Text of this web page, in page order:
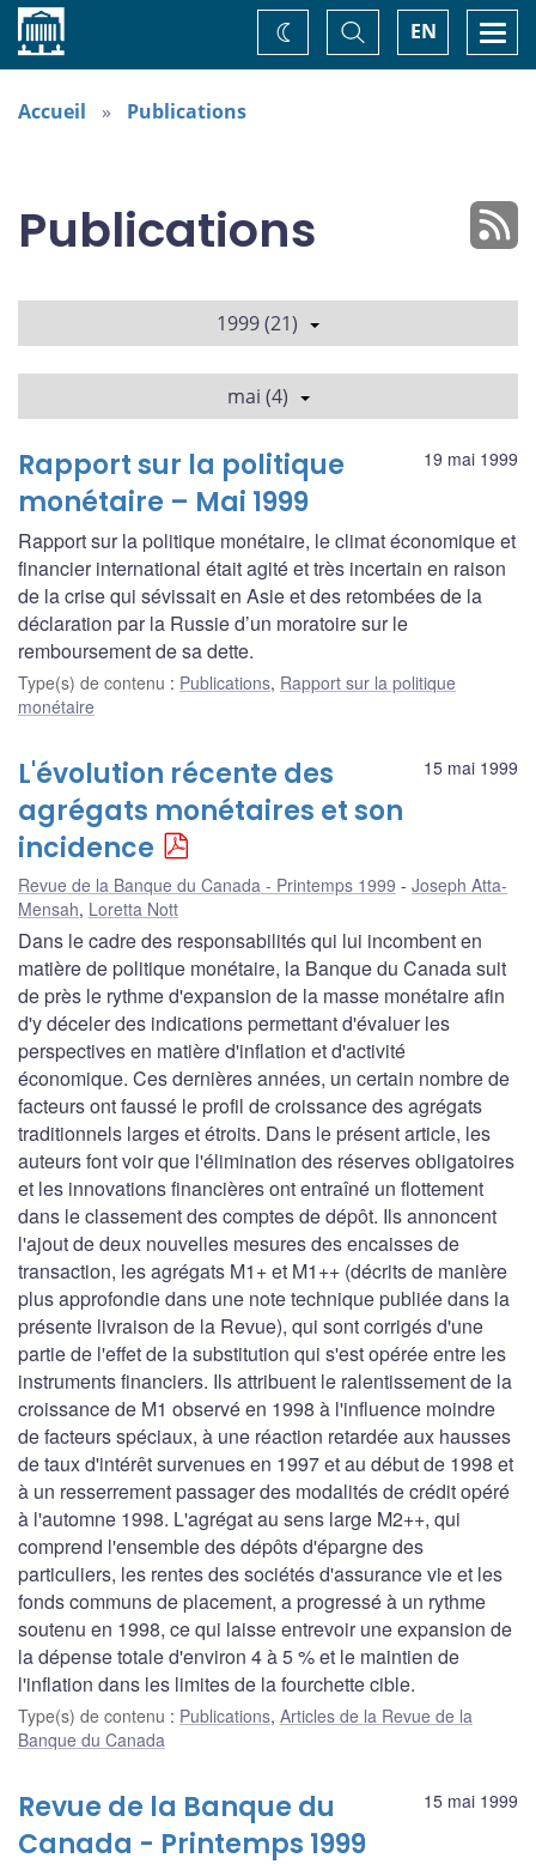
Accueil EN
Basculer
la
recherche
Changez
de
Accueil Publications
Publications
1999 (21)
mai (4)
19 mai 1999
Rapport sur la politique
monétaire – Mai 1999
Rapport sur la politique monétaire, le climat économique et
financier international était agité et très incertain en raison
de la crise qui sévissait en Asie et des retombées de la
déclaration par la Russie d’un moratoire sur le
remboursement de sa dette.
Type(s) de contenu : Publications, Rapport sur la politique
monétaire
15 mai 1999
L'évolution récente des
agrégats monétaires et son
incidence
Revue de la Banque du Canada - Printemps 1999
Joseph Atta-
Mensah, Loretta Nott
Dans le cadre des responsabilités qui lui incombent en
matière de politique monétaire, la Banque du Canada suit
de près le rythme d'expansion de la masse monétaire afin
d'y déceler des indications permettant d'évaluer les
perspectives en matière d'inflation et d'activité
économique. Ces dernières années, un certain nombre de
facteurs ont faussé le profil de croissance des agrégats
traditionnels larges et étroits. Dans le présent article, les
auteurs font voir que l'élimination des réserves obligatoires
et les innovations financières ont entraîné un flottement
dans le classement des comptes de dépôt. Ils annoncent
l'ajout de deux nouvelles mesures des encaisses de
transaction, les agrégats M1+ et M1++ (décrits de manière
plus approfondie dans une note technique publiée dans la
présente livraison de la Revue), qui sont corrigés d'une
partie de l'effet de la substitution qui s'est opérée entre les
instruments financiers. Ils attribuent le ralentissement de la
croissance de M1 observé en 1998 à l'influence moindre
de facteurs spéciaux, à une réaction retardée aux hausses
de taux d'intérêt survenues en 1997 et au début de 1998 et
à un resserrement passager des modalités de crédit opéré
à l'automne 1998. L'agrégat au sens large M2++, qui
comprend l'ensemble des dépôts d'épargne des
particuliers, les rentes des sociétés d'assurance vie et les
fonds communs de placement, a progressé à un rythme
soutenu en 1998, ce qui laisse entrevoir une expansion de
la dépense totale d'environ 4 à 5 % et le maintien de
l'inflation dans les limites de la fourchette cible.
Type(s) de contenu : Publications, Articles de la Revue de la
Banque du Canada
15 mai 1999
Revue de la Banque du
Canada - Printemps 1999